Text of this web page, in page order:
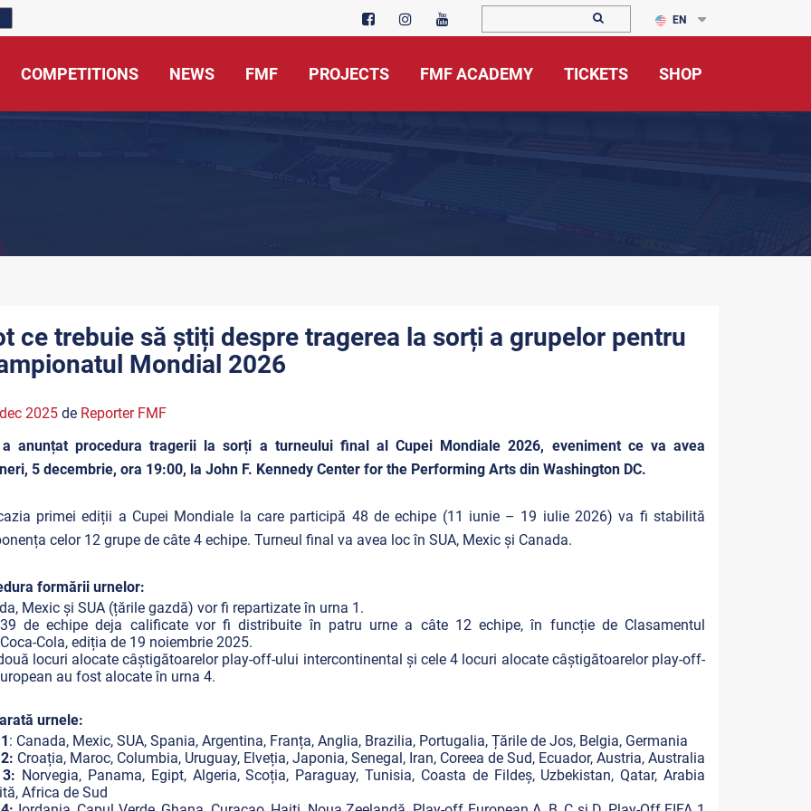
EN
COMPETITIONS NEWS FMF PROJECTS FMF ACADEMY TICKETS SHOP
ce trebuie să știți despre tragerea la sorți a grupelor pentru
Mondial 2026
2025de Reporter FMF
a anunțat procedura tragerii la sorți a turneului final al Cupei Mondiale 2026, eveniment ce va avea
5 decembrie, ora 19:00, la John F. Kennedy Center for the Performing Arts din Washington DC.
primei ediții a Cupei Mondiale la care participă 48 de echipe (11 iunie – 19 iulie 2026) va fi stabilită
celor 12 grupe de câte 4 echipe. Turneul final va avea loc în SUA, Mexic și Canada.
formării urnelor:
Mexic și SUA (țările gazdă) vor fi repartizate în urna 1.
de echipe deja calificate vor fi distribuite în patru urne a câte 12 echipe, în funcție de Clasamentul
Cola, ediția de 19 noiembrie 2025.
locuri alocate câștigătoarelor play-off-ului intercontinental și cele 4 locuri alocate câștigătoarelor play-off-
au fost alocate în urna 4.
urnele:
: Canada, Mexic, SUA, Spania, Argentina, Franța, Anglia, Brazilia, Portugalia, Țările de Jos, Belgia, Germania
Croația, Maroc, Columbia, Uruguay, Elveția, Japonia, Senegal, Iran, Coreea de Sud, Ecuador, Austria, Australia
Norvegia, Panama, Egipt, Algeria, Scoția, Paraguay, Tunisia, Coasta de Fildeș, Uzbekistan, Qatar, Arabia
Africa de Sud